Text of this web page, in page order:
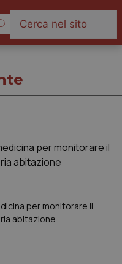
per monitorare il
abitazione